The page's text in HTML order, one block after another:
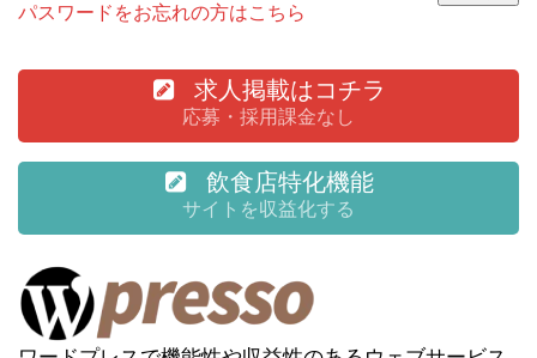
パスワードをお忘れの方はこちら
求人掲載はコチラ
応募・採用課金なし
飲食店特化機能
サイトを収益化する